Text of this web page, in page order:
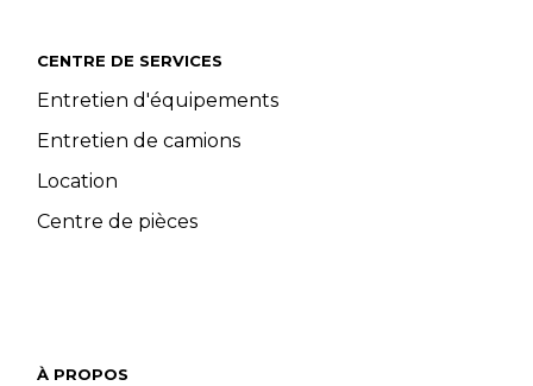
CENTRE DE SERVICES
Entretien d'équipements
Entretien de camions
Location
Centre de pièces
À PROPOS